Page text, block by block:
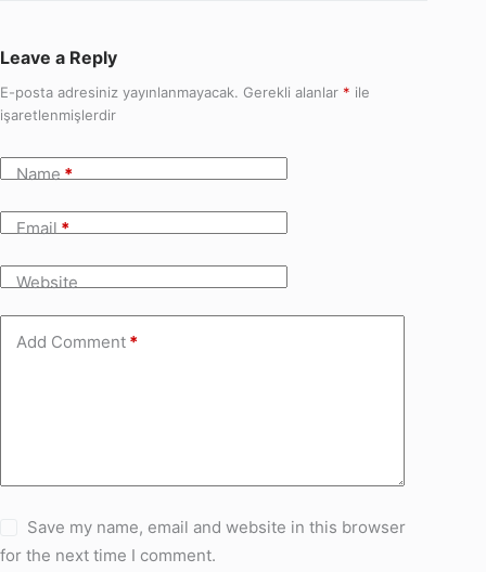
Leave a Reply
E-posta adresiniz yayınlanmayacak. Gerekli alanlar * ile
işaretlenmişlerdir
Name*
Email*
Website
Add Comment *
Save my name, email and website in this browser
for the next time I comment.